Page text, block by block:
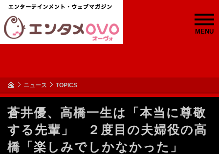
MENU
ニュース TOPICS
蒼井優、高橋一生は「本当に尊敬
する先輩」 ２度目の夫婦役の高
橋「楽しみでしかなかった」